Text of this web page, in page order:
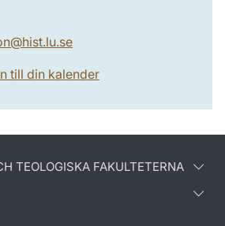
@hist.lu.se
till din kalender
TEOLOGISKA FAKULTETERNA